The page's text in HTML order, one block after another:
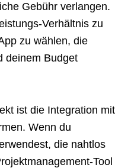
Gebühr verlangen.
Verhältnis zu
zu wählen, die
deinem Budget
ist die Integration mit
Wenn du
die nahtlos
Tool